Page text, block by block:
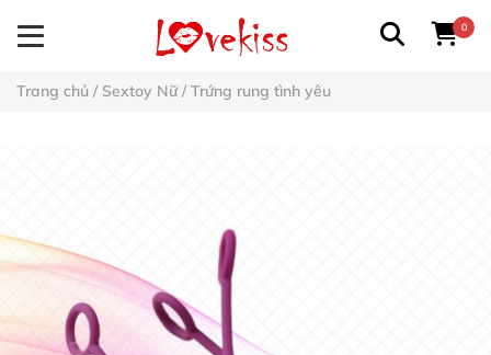
0
Trang chủ / Sextoy Nữ/ Trứng rung tình yêu